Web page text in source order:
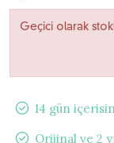
Geçici olarak
14 gün
Orijinal ve 2